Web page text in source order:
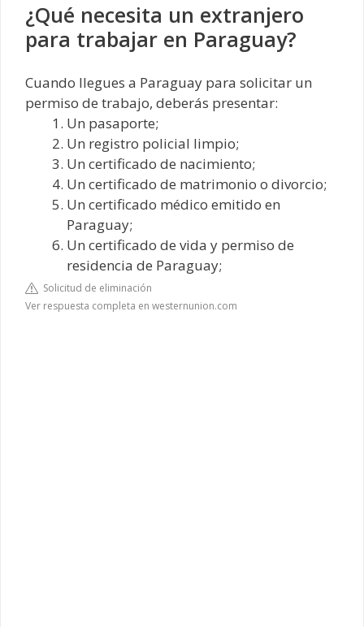
¿Qué necesita un extranjero
para trabajar en Paraguay?
Cuando llegues a Paraguay para solicitar un
permiso de trabajo, deberás presentar:
Un pasaporte;
Un registro policial limpio;
Un certificado de nacimiento;
Un certificado de matrimonio o divorcio;
Un certificado médico emitido en
Paraguay;
Un certificado de vida y permiso de
residencia de Paraguay;
Solicitud de eliminación
Ver respuesta completa en westernunion.com